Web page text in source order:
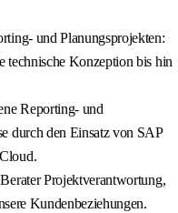
und Planungsprojekten:
technische Konzeption bis hin
Reporting- und
durch den Einsatz von SAP
Projektverantwortung,
Kundenbeziehungen.